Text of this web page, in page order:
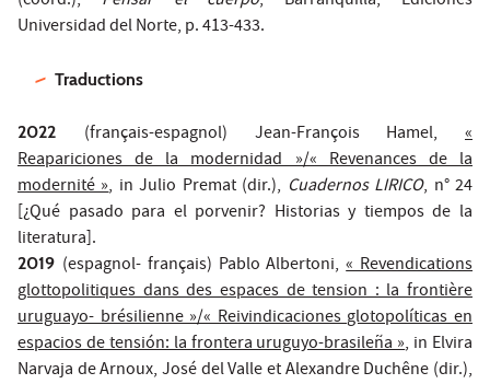
Universidad del Norte, p. 413-433.
Traductions
2022 (français-espagnol) Jean-François Hamel, «
Reapariciones de la modernidad »/« Revenances de la
modernité », in Julio Premat (dir.), Cuadernos LIRICO, n° 24
[¿Qué pasado para el porvenir? Historias y tiempos de la
literatura].
2019 (espagnol- français) Pablo Albertoni,« Revendications
glottopolitiques dans des espaces de tension : la frontière
uruguayo- brésilienne »/« Reivindicaciones glotopolíticas en
espacios de tensión: la frontera uruguyo-brasileña », in Elvira
Narvaja de Arnoux, José del Valle et Alexandre Duchêne (dir.),